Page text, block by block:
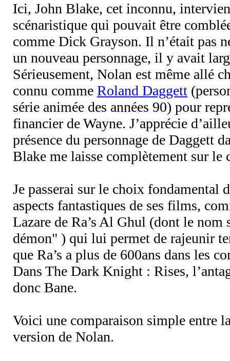
Ici, John Blake, cet inconnu,
scénaristique qui pouvait être
comme Dick Grayson. Il n’était pas
un nouveau personnage, il y avait
Sérieusement, Nolan est même allé
connu comme Roland Daggett
série animée des années 90) pour
financier de Wayne. J’apprécie
présence du personnage de Daggett
Blake me laisse complètement sur le
Je passerai sur le choix fondamental
aspects fantastiques de ses films,
Lazare de Ra’s Al Ghul (dont le
démon" ) qui lui permet de rajeunir
que Ra’s a plus de 600ans dans les
Dans The Dark Knight : Rises,
donc Bane.
Voici une comparaison simple entre
version de Nolan.